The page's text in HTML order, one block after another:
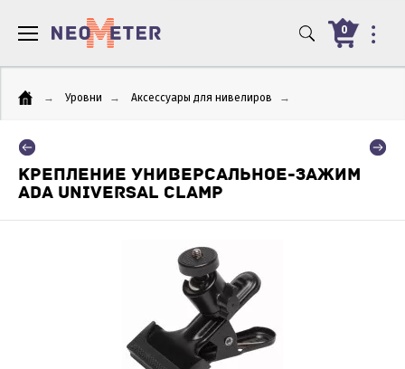
0
→ Уровни → Аксессуары для нивелиров →
КРЕПЛЕНИЕ УНИВЕРСАЛЬНОЕ-ЗАЖИМ
ADA UNIVERSAL CLAMP